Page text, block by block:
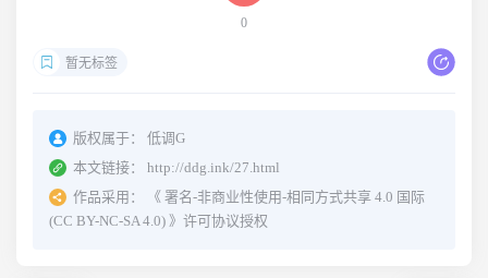
0
暂无标签
版权属于：
低调G
本文链接：
http://ddg.ink/27.html
作品采用：
《 署名-非商业性使用-相同方式共享 4.0 国际
(CC BY-NC-SA 4.0) 》许可协议授权